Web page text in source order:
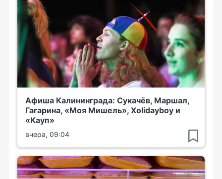
Афиша Калининграда: Сукачёв, Маршал,
Гагарина, «Моя Мишель», Xolidayboy и
«Кауп»
вчера, 09:04